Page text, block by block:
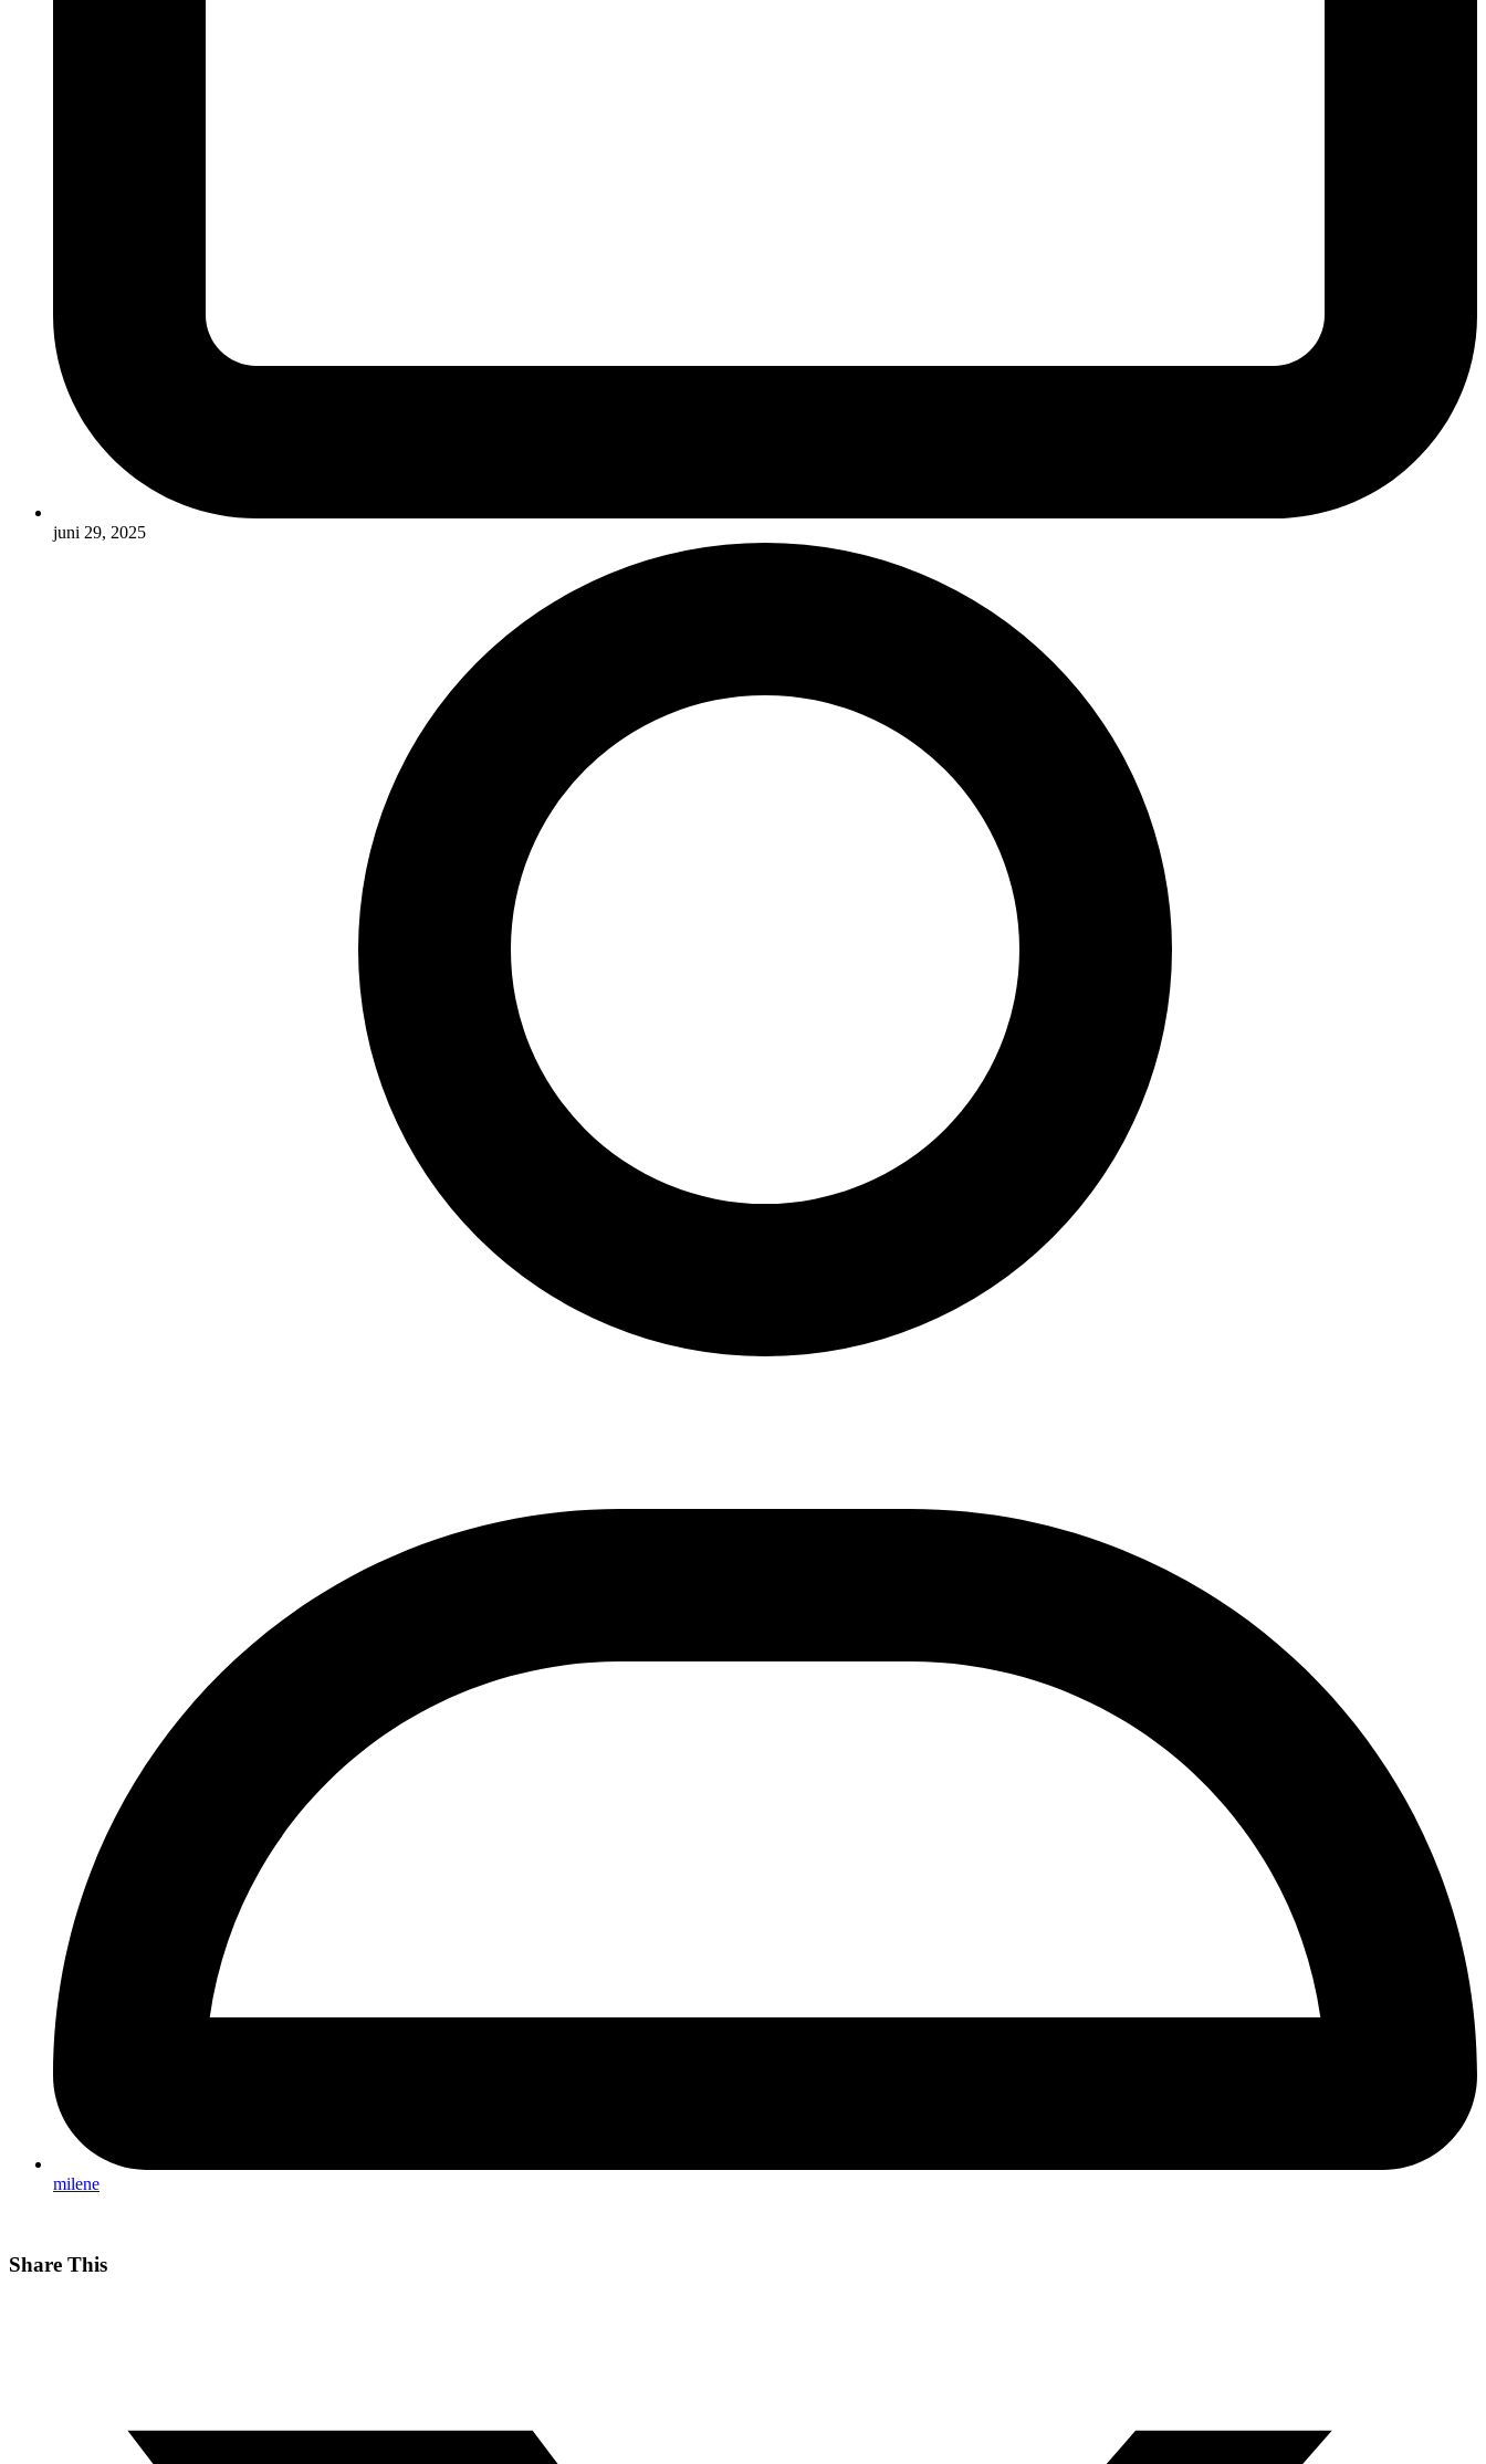
juni 29, 2025
milene
Share This